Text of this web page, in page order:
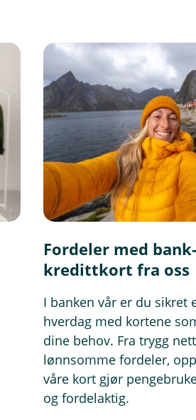
Fordeler med
kredittkort fra oss
I banken vår er du sikret
hverdag med kortene
dine behov. Fra trygg
lønnsomme fordeler,
våre kort gjør
og fordelaktig.